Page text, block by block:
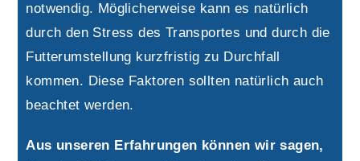
notwendig. Möglicherweise kann es natürlich
durch den Stress des Transportes und durch die
Futterumstellung kurzfristig zu Durchfall
kommen. Diese Faktoren sollten natürlich auch
beachtet werden.
Aus unseren Erfahrungen können wir sagen,